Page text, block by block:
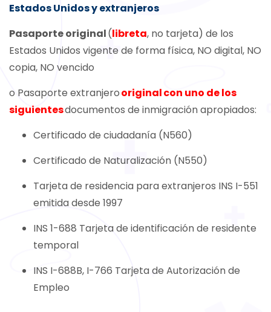
Estados Unidos y extranjeros
Pasaporte original(libreta, no tarjeta) de los
Estados Unidos vigente de forma física, NO digital, NO
copia, NO vencido
o Pasaporte extranjerooriginalcon uno de los
siguientesdocumentos de inmigración apropiados:
Certificado de ciudadanía (N560)
Certificado de Naturalización (N550)
Tarjeta de residencia para extranjeros INS I-551
emitida desde 1997
INS 1-688 Tarjeta de identificación de residente
temporal
INS I-688B, I-766 Tarjeta de Autorización de
Empleo